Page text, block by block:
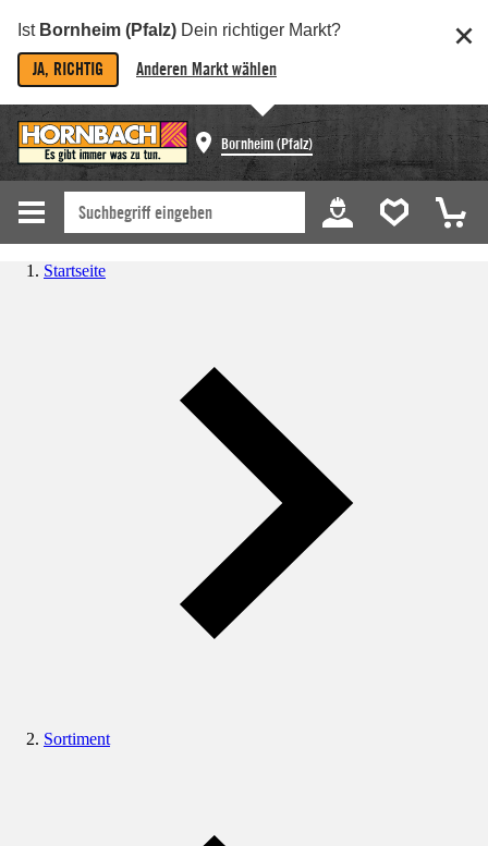
Ist Bornheim (Pfalz) Dein richtiger Markt?
JA, RICHTIG Anderen Markt wählen
Bornheim (Pfalz)
Startseite
Sortiment